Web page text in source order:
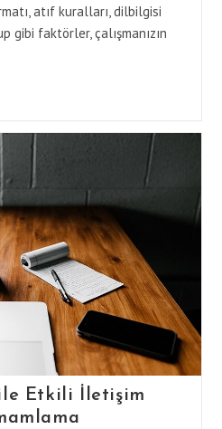
atıf kuralları, dilbilgisi
gibi faktörler, çalışmanızın
ile Etkili İletişim